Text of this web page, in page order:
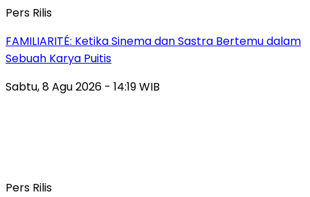
Pers Rilis
FAMILIARITÉ: Ketika Sinema dan Sastra Bertemu dalam
Sebuah Karya Puitis
Sabtu, 8 Agu 2026 - 14:19 WIB
Pers Rilis